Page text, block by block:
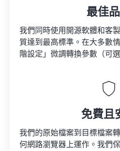
最佳
我們同時使用開源軟體和客
質達到最高標準。在大多數
階設定」微調轉換參數（可
免費且
我們的原始檔案到目標檔案
何網路瀏覽器上運作。我們